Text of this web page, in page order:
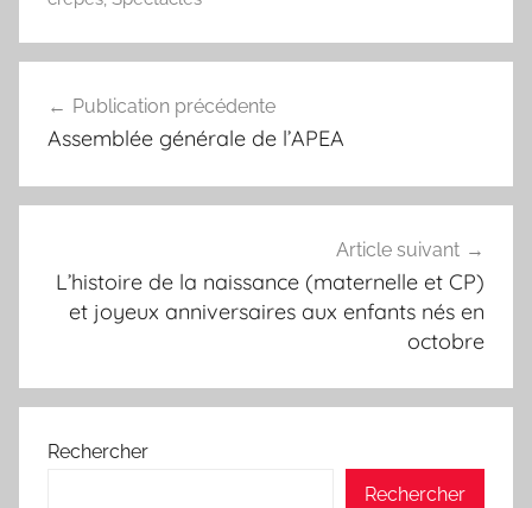
de
Publication précédente
Assemblée générale de l’APEA
Article suivant
L’histoire de la naissance (maternelle et CP)
et joyeux anniversaires aux enfants nés en
octobre
Rechercher
Rechercher